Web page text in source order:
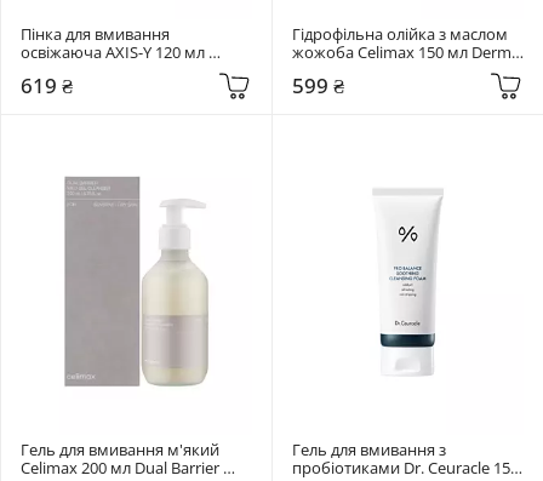
Пінка для вмивання
освіжаюча AXIS-Y 120 мл
Sunday Morning Refreshing
Cleansing Foam
619 ₴
Гідрофільна олійка з маслом
жожоба Celimax 150 мл Derma
Nature Fresh Blackhead Jojoba
Cleansing Oil
599 ₴
Гель для вмивання м'який
Celimax 200 мл Dual Barrier
Гель для вмивання з
пробіотиками Dr. Ceuracle 150